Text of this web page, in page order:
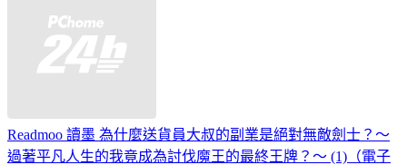
Readmoo 讀墨 為什麼送貨員大叔的副業是絕對無敵劍士？～
過著平凡人生的我竟成為討伐魔王的最終王牌？～ (1)（電子